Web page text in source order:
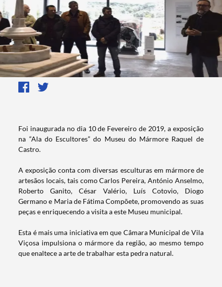
Foi inaugurada no dia 10 de Fevereiro de 2019, a exposição
na “Ala do Escultores” do Museu do Mármore Raquel de
Castro.
A exposição conta com diversas esculturas em mármore de
artesãos locais, tais como Carlos Pereira, António Anselmo,
Roberto Ganito, César Valério, Luís Cotovio, Diogo
Germano e Maria de Fátima Compõete, promovendo as suas
peças e enriquecendo a visita a este Museu municipal.
Esta é mais uma iniciativa em que Câmara Municipal de Vila
Viçosa impulsiona o mármore da região, ao mesmo tempo
que enaltece a arte de trabalhar esta pedra natural.